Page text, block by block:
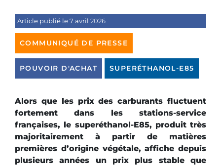
Article publié le 7 avril 2026
COMMUNIQUÉ DE PRESSE
POUVOIR D'ACHAT SUPERÉTHANOL-E85
Alors que les prix des carburants fluctuent
fortement dans les stations-service
françaises, le superéthanol-E85, produit très
majoritairement à partir de matières
premières d’origine végétale, affiche depuis
plusieurs années un prix plus stable que